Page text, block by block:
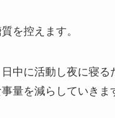
を控えます。
中に活動し夜に寝る
量を減らしていきま